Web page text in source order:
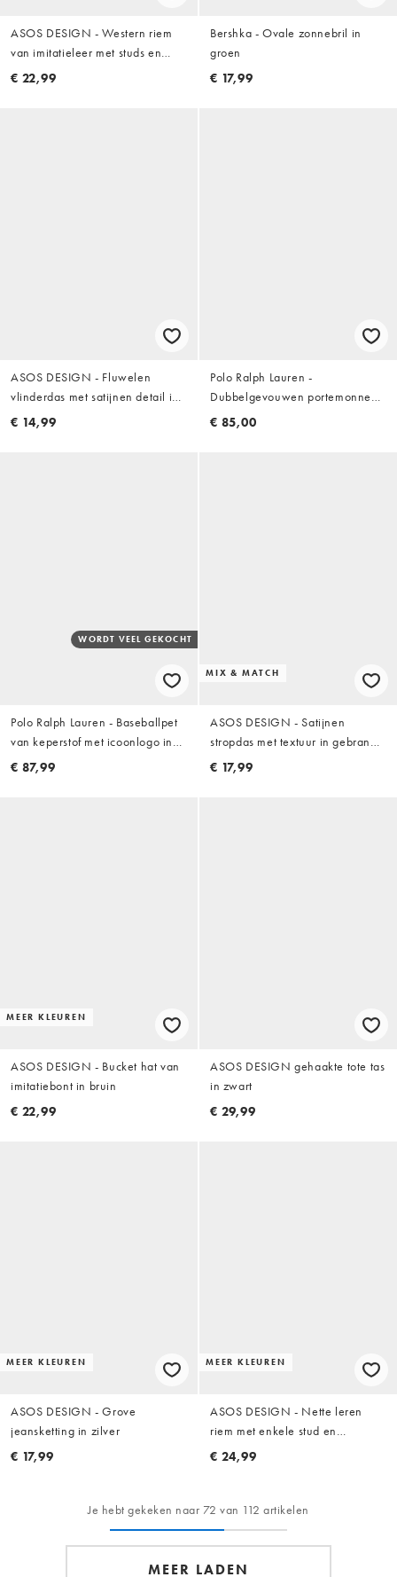
ASOS DESIGN - Western riem
van imitatieleer met studs en
metalen stierenkop in bruin
€ 22,99
Bershka - Ovale zonnebril in
groen
€ 17,99
ASOS DESIGN - Fluwelen
vlinderdas met satijnen detail in
zwart
€ 14,99
Polo Ralph Lauren -
Dubbelgevouwen portemonnee
van getextureerd leer met logo in
€ 85,00
WORDT VEEL GEKOCHT
Polo Ralph Lauren - Baseballpet
van keperstof met icoonlogo in
olijfgroen
€ 87,99
MIX & MATCH
ASOS DESIGN - Satijnen
stropdas met textuur in gebrand
oranje
€ 17,99
MEER KLEUREN
ASOS DESIGN - Bucket hat van
imitatiebont in bruin
€ 22,99
ASOS DESIGN gehaakte tote tas
in zwart
€ 29,99
MEER KLEUREN
ASOS DESIGN - Grove
jeansketting in zilver
€ 17,99
MEER KLEUREN
ASOS DESIGN - Nette leren
riem met enkele stud en
afgeronde rand met gouden gesp
€ 24,99
Je hebt gekeken naar 72 van 112 artikelen
MEER LADEN